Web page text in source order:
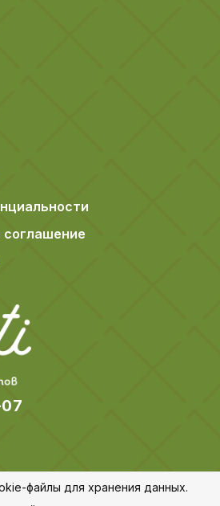
соглашение
файлы для хранения данных.